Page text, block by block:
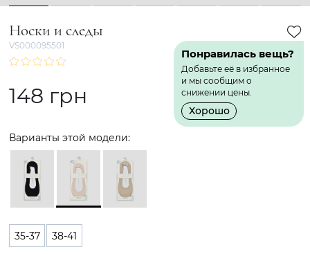
1 2 3 4 5 6 7
Носки и следы
VS000095501
Понравилась вещь?
Добавьте её в избранное
и мы сообщим о
снижении цены.
Хорошо
148 грн
Варианты этой модели:
35-37 38-41